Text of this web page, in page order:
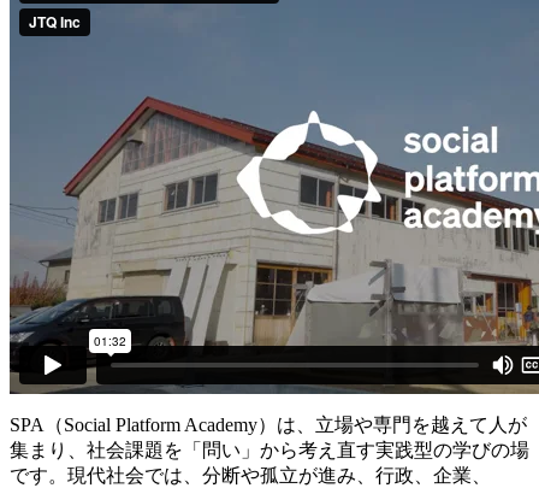
SPA（Social Platform Academy）は、立場や専門を越えて人が
集まり、社会課題を「問い」から考え直す実践型の学びの場
です。現代社会では、分断や孤立が進み、行政、企業、